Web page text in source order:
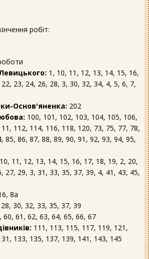
робіт:
1, 10, 11, 12, 13, 14, 15, 16,
23, 24, 26, 28, 3, 30, 32, 34, 4, 5, 6, 7,
Основ'яненка: 202
100, 101, 102, 103, 104, 105, 106,
112, 114, 116, 118, 120, 73, 75, 77, 78,
85, 86, 87, 88, 89, 90, 91, 92, 93, 94, 95,
11, 12, 13, 14, 15, 16, 17, 18, 19, 2, 20,
27, 29, 3, 31, 33, 35, 37, 39, 4, 41, 43, 45,
8а
30, 32, 33, 35, 37, 39
60, 61, 62, 63, 64, 65, 66, 67
111, 113, 115, 117, 119, 121,
133, 135, 137, 139, 141, 143, 145